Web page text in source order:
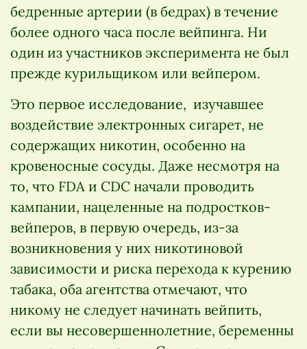
бедренные артерии (в бедрах) в течение
более одного часа после вейпинга. Ни
один из участников эксперимента не был
прежде курильщиком или вейпером.
Это первое исследование, изучавшее
воздействие электронных сигарет, не
содержащих никотин, особенно на
кровеносные сосуды. Даже несмотря на
то, что FDA и CDC начали проводить
кампании, нацеленные на подростков-
вейперов, в первую очередь, из-за
возникновения у них никотиновой
зависимости и риска перехода к курению
табака, оба агентства отмечают, что
никому не следует начинать вейпить,
если вы несовершеннолетние, беременны